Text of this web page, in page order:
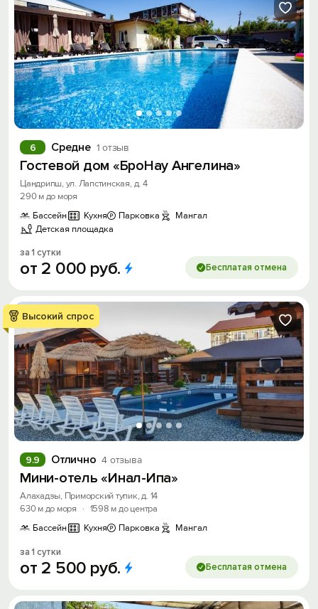
Средне 1 отзыв
6
Гостевой дом «БроНау Ангелина»
Цандрипш, ул. Лапстинская, д. 4
290 м до моря
Бассейн
Кухня Парковка
Мангал
Детская площадка
за 1 сутки
от 2 000 руб. Бесплатая отмена
Высокий спрос
Отлично 4 отзыва
9.9
Мини-отель «Инал-Ипа»
Алахадзы, Приморский тупик, д. 14
630 м до моря
· 1598 м до центра
Бассейн
Кухня Парковка Мангал
за 1 сутки
от 2 500 руб. Бесплатая отмена